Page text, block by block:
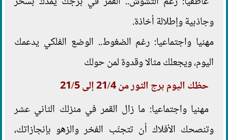
وجاذبية وإطلالة أخاذة.
مهنيا واجتماعيا: رغم الضغوط.. الوضع الفلكي يدعمك
اليوم، ويجعلك مثالا وقدوة لمن حولك
حظك اليوم برج الثور من 21/4 إلى 21/5
مهنيا واجتماعيا: ما زال القمر في منزلك الثاني عشر
وتنصحك الأفلاك أن تتجنّب الفخر والزهو بإنجازاتك،